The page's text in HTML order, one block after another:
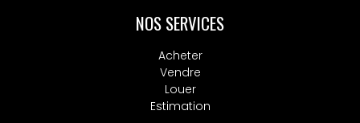
NOS SERVICES
Acheter
Vendre
Louer
Estimation